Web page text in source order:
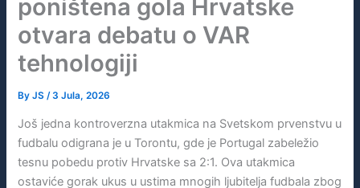
poništena gola Hrvatske
otvara debatu o VAR
tehnologiji
ByJS /3 Jula, 2026
Još jedna kontroverzna utakmica na Svetskom prvenstvu u
fudbalu odigrana je u Torontu, gde je Portugal zabeležio
tesnu pobedu protiv Hrvatske sa 2:1. Ova utakmica
ostaviće gorak ukus u ustima mnogih ljubitelja fudbala zbog